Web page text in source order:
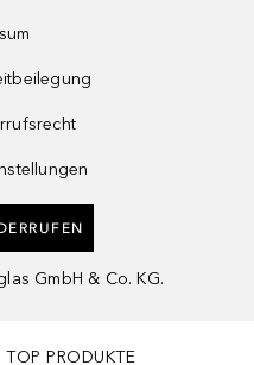
GmbH & Co. KG.
TOP PRODUKTE